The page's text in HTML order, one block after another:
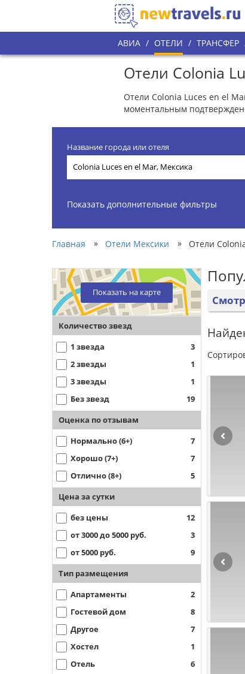
АВИА / ОТЕЛИ / ТРАНСФЕР
Отели Colonia
Отели Colonia Luces en el
моментальным
Название города или отеля
Показать дополнительные фильтры
Главная » Отели Мексики » Отели
Показать на карте
Количество звезд
1 звезда
3
2 звезды
1
3 звезды
1
Без звезд
19
Оценка по отзывам
Нормально (6+)
7
Хорошо (7+)
7
Отлично (8+)
5
Цена за сутки
без цены
12
от 3000 до 5000 руб.
3
от 5000 руб.
9
Тип размещения
Апартаменты
2
Гостевой дом
8
Другое
7
Хостел
1
Отель
6